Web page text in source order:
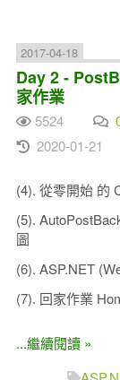
2017-04-18
Day 2 -
家作業
5524
2020-01-21
(4). 從零開始 的
(5).
圖
(6). ASP.NET
(7). 回家作業
...繼續閱讀 »